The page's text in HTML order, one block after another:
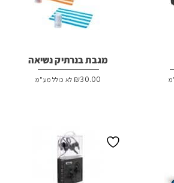
מגבת בנרתיק נשיאה
₪30.00 לא כולל מע"מ